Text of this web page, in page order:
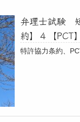
弁理士試験
約】４【PCT】
特許協力条約、